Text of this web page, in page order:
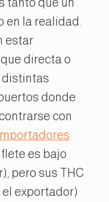
la realidad.
estar
directa o
distintas
donde
con
es bajo
pero sus THC
exportador)